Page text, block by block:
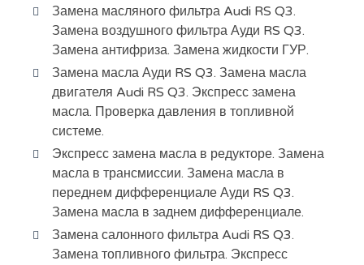
Замена масляного фильтра Audi RS Q3.
Замена воздушного фильтра Ауди RS Q3.
Замена антифриза. Замена жидкости ГУР.
Замена масла Ауди RS Q3. Замена масла
двигателя Audi RS Q3. Экспресс замена
масла. Проверка давления в топливной
системе.
Экспресс замена масла в редукторе. Замена
масла в трансмиссии. Замена масла в
переднем дифференциале Ауди RS Q3.
Замена масла в заднем дифференциале.
Замена салонного фильтра Audi RS Q3.
Замена топливного фильтра. Экспресс